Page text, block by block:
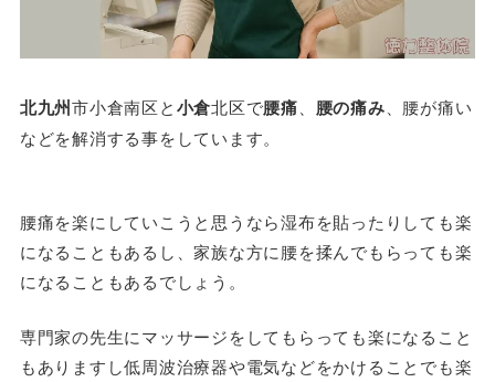
北九州市小倉南区と小倉北区で腰痛 腰の痛み 、腰が痛い
などを解消する事をしています。
腰痛を楽にしていこうと思うなら湿布を貼ったりしても楽
になることもあるし、家族な方に腰を揉んでもらっても楽
になることもあるでしょう。
専門家の先生にマッサージをしてもらっても楽になること
もありますし低周波治療器や電気などをかけることでも楽